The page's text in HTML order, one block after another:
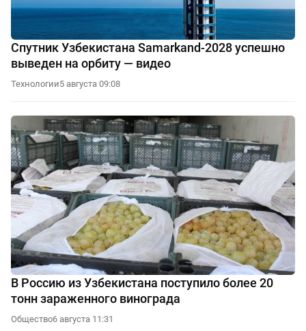
Спутник Узбекистана Samarkand-2028 успешно
выведен на орбиту — видео
Технологии5 августа 09:08
В Россию из Узбекистана поступило более 20
тонн зараженного винограда
Общество6 августа 11:31